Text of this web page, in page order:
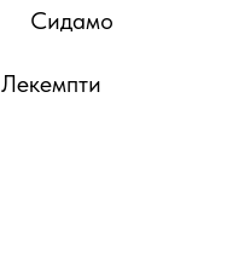
Сидамо
Лекемпти